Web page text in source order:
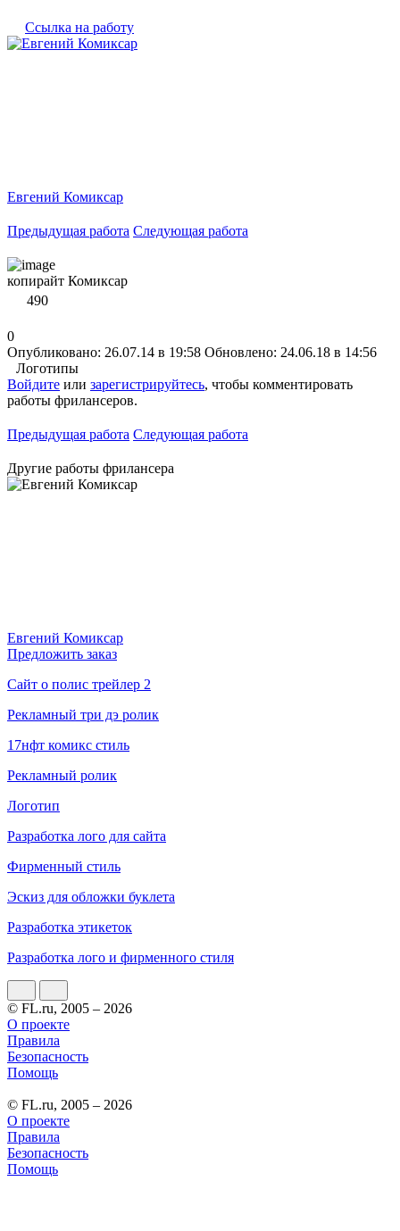
Ссылка на работу
Евгений Комиксар
Предыдущая работа Следующая работа
копирайт Комиксар
490
0
Опубликовано: 26.07.14 в 19:58 Обновлено: 24.06.18 в 14:56
Логотипы
Войдите или зарегистрируйтесь, чтобы комментировать
работы фрилансеров.
Предыдущая работа Следующая работа
Другие работы фрилансера
Евгений Комиксар
Предложить заказ
Сайт о полис трейлер 2
Рекламный три дэ ролик
17нфт комикс стиль
Рекламный ролик
Логотип
Разработка лого для сайта
Фирменный стиль
Эскиз для обложки буклета
Разработка этикеток
Разработка лого и фирменного стиля
© FL.ru, 2005 – 2026
О проекте
Правила
Безопасность
Помощь
© FL.ru, 2005 – 2026
О проекте
Правила
Безопасность
Помощь